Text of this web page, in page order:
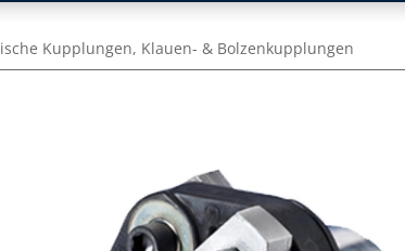
Kupplungen, Klauen- & Bolzenkupplungen